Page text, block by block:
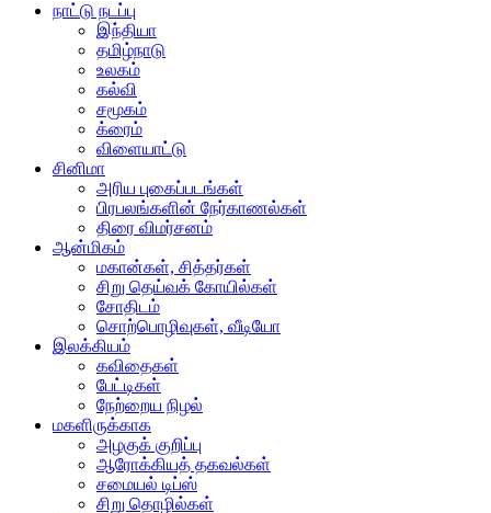
நாட்டு நடப்பு
இந்தியா
தமிழ்நாடு
உலகம்
கல்வி
சமூகம்
க்ரைம்
விளையாட்டு
சினிமா
அரிய புகைப்படங்கள்
பிரபலங்களின் நேர்காணல்கள்
திரை விமர்சனம்
ஆன்மிகம்
மகான்கள், சித்தர்கள்
சிறு தெய்வக் கோயில்கள்
சோதிடம்
சொற்பொழிவுகள், வீடியோ
இலக்கியம்
கவிதைகள்
பேட்டிகள்
நேற்றைய நிழல்
மகளிருக்காக
அழகுக் குறிப்பு
ஆரோக்கியத் தகவல்கள்
சமையல் டிப்ஸ்
சிறு தொழில்கள்